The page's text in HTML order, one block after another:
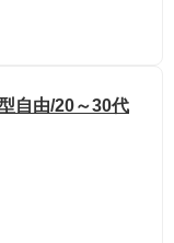
自由/20～30代